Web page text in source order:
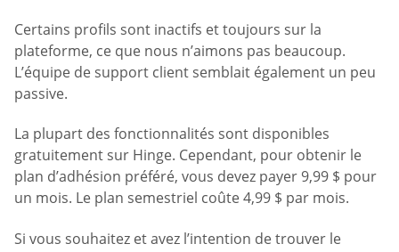
Certains profils sont inactifs et toujours sur la
plateforme, ce que nous n’aimons pas beaucoup.
L’équipe de support client semblait également un peu
passive.
La plupart des fonctionnalités sont disponibles
gratuitement sur Hinge. Cependant, pour obtenir le
plan d’adhésion préféré, vous devez payer 9,99 $ pour
un mois. Le plan semestriel coûte 4,99 $ par mois.
Si vous souhaitez et avez l’intention de trouver le